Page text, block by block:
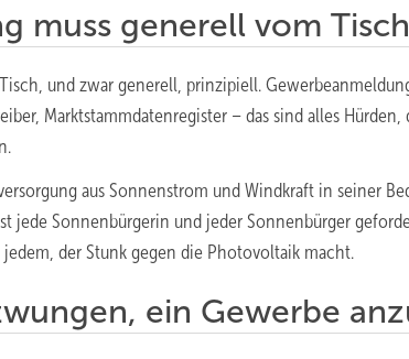
muss generell vom Tisch
und zwar generell, prinzipiell.
Marktstammdatenregister – das sind alles
aus Sonnenstrom und Windkraft in seiner
jede Sonnenbürgerin und jeder Sonnenbürger
der Stunk gegen die Photovoltaik macht.
ein Gewerbe